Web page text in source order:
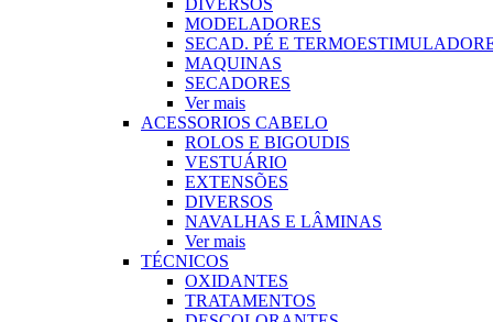
MODELADORES
SECAD. PÉ E
MAQUINAS
SECADORES
Ver mais
ACESSORIOS CABELO
ROLOS E BIGOUDIS
VESTUÁRIO
EXTENSÕES
DIVERSOS
NAVALHAS E LÂMINAS
Ver mais
TÉCNICOS
OXIDANTES
TRATAMENTOS